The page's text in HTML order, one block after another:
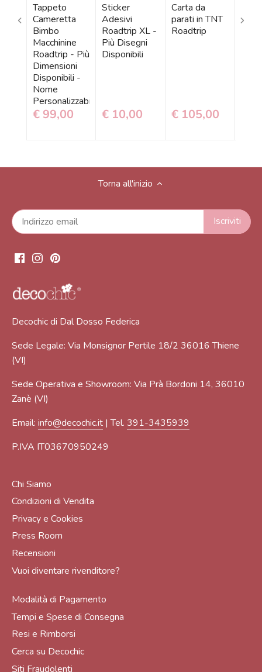
Tappeto
Cameretta
Bimbo
Macchinine
Roadtrip - Più
Dimensioni
Disponibili -
Nome
Personalizzabile
€ 99,00
Sticker
Adesivi
Roadtrip XL -
Più Disegni
Disponibili
€ 10,00
Carta da
parati in TNT
Roadtrip
€ 105,00
Torna all'inizio
Decochic di Dal Dosso Federica
Sede Legale: Via Monsignor Pertile 18/2 36016 Thiene
(VI)
Sede Operativa e Showroom: Via Prà Bordoni 14, 36010
Zanè (VI)
Email: info@decochic.it | Tel. 391-3435939
P.IVA IT03670950249
Chi Siamo
Condizioni di Vendita
Privacy e Cookies
Press Room
Recensioni
Vuoi diventare rivenditore?
Modalità di Pagamento
Tempi e Spese di Consegna
Resi e Rimborsi
Cerca su Decochic
Siti Fraudolenti